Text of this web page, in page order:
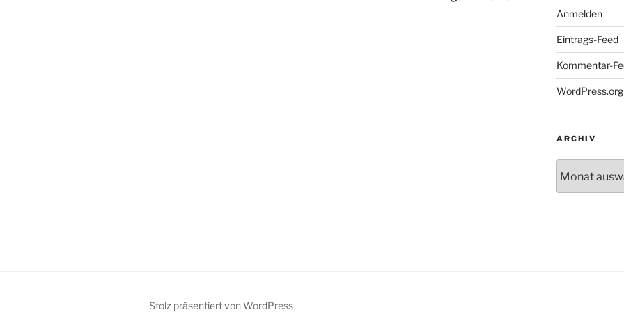
Anmelden
Eintrags-Feed
Kommentar-
WordPress.org
ARCHIV
Stolz präsentiert von WordPress